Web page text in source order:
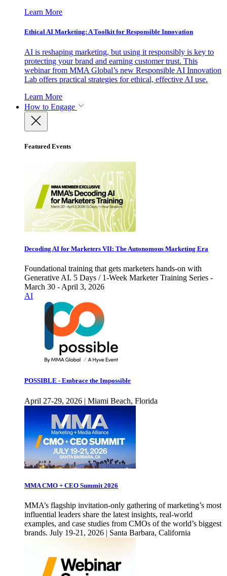
Learn More
Ethical AI Marketing: A Toolkit for Responsible Innovation
AI is reshaping marketing, but using it responsibly is key to
protecting your brand and earning customer trust. This
webinar from MMA Global’s new Responsible AI Innovation
Lab offers practical strategies for ethical, effective AI use.
Learn More
How to Engage
Featured Events
Decoding AI for Marketers VII: The Autonomous Marketing Era
Foundational training that gets marketers hands-on with
Generative AI. 5 Days / 1-Week Marketer Training Series -
March 30 - April 3, 2026
AI
POSSIBLE - Embrace the Impossible
April 27-29, 2026 | Miami Beach, Florida
MMA CMO + CEO Summit 2026
MMA’s flagship invitation-only gathering of marketing’s most
influential leaders share the latest insights, real-world
examples, and case studies from CMOs of the world’s biggest
brands. July 19-21, 2026 | Santa Barbara, California